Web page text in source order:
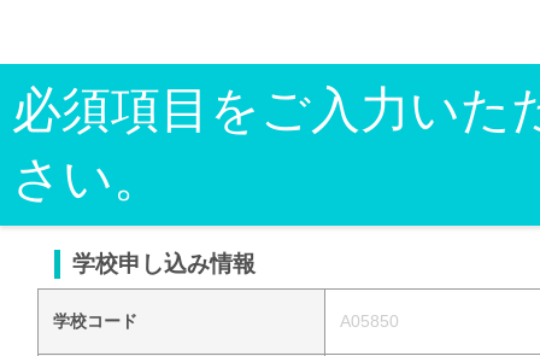
必須項目をご入力いた
さい。
学校申し込み情報
学校コード A05850